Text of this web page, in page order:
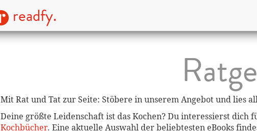
readfy.
Mit Rat und Tat zur Seite: Stöbere in unserem Angebot und lies
Deine größte Leidenschaft ist das Kochen? Du interessierst dich
Kochbücher. Eine aktuelle Auswahl der beliebtesten eBooks